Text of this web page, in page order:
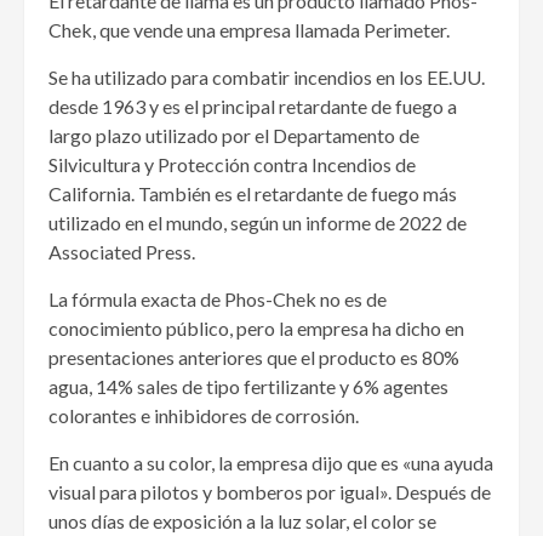
Chek, que vende una empresa llamada Perimeter.
Se ha utilizado para combatir incendios en los EE.UU.
desde 1963 y es el principal retardante de fuego a
largo plazo utilizado por el Departamento de
Silvicultura y Protección contra Incendios de
California. También es el retardante de fuego más
utilizado en el mundo, según un informe de 2022 de
Associated Press.
La fórmula exacta de Phos-Chek no es de
conocimiento público, pero la empresa ha dicho en
presentaciones anteriores que el producto es 80%
agua, 14% sales de tipo fertilizante y 6% agentes
colorantes e inhibidores de corrosión.
En cuanto a su color, la empresa dijo que es «una ayuda
visual para pilotos y bomberos por igual». Después de
unos días de exposición a la luz solar, el color se